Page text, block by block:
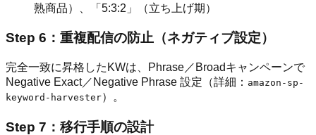
熟商品）、「5:3:2」（立ち上げ期）
Step 6：重複配信の防止（ネガティブ設定）
完全一致に昇格したKWは、Phrase／Broadキャンペーンで
Negative Exact／Negative Phrase 設定（詳細： amazon-sp-
keyword-harvester）。
Step 7：移行手順の設計